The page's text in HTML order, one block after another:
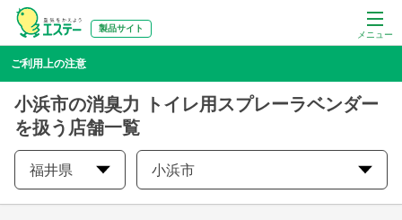
メニュー
製品サイト
ご利用上の注意
小浜市の消臭力 トイレ用スプレーラベンダー
を扱う店舗一覧
福井県 小浜市